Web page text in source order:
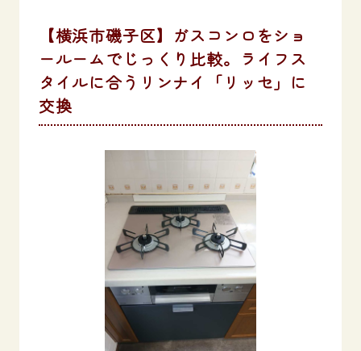
【横浜市磯子区】ガスコンロをショ
ールームでじっくり比較。ライフス
タイルに合うリンナイ「リッセ」に
交換